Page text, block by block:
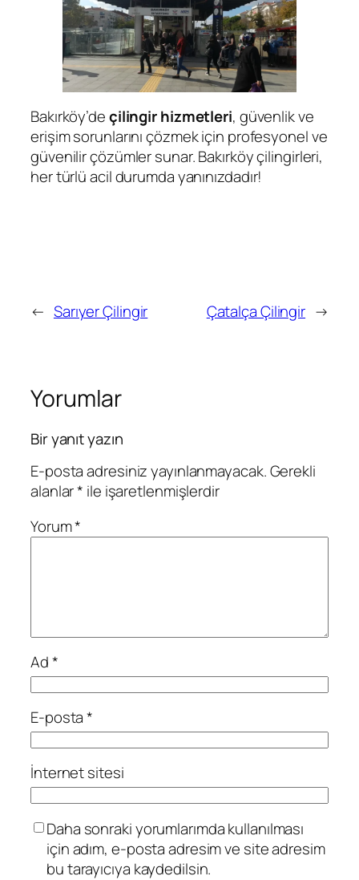
Bakırköy’deçilingir hizmetleri, güvenlik ve
erişim sorunlarını çözmek için profesyonel ve
güvenilir çözümler sunar. Bakırköy çilingirleri,
her türlü acil durumda yanınızdadır!
← Sarıyer Çilingir Çatalça Çilingir →
Yorumlar
Bir yanıt yazın
E-posta adresiniz yayınlanmayacak.Gerekli
alanlar* ile işaretlenmişlerdir
Yorum*
Ad*
E-posta*
İnternet sitesi
Daha sonraki yorumlarımda kullanılması
için adım, e-posta adresim ve site adresim
bu tarayıcıya kaydedilsin.